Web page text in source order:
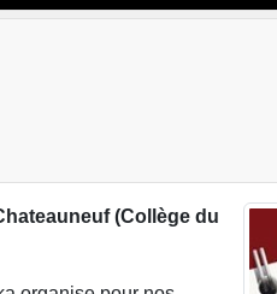
(Collège du